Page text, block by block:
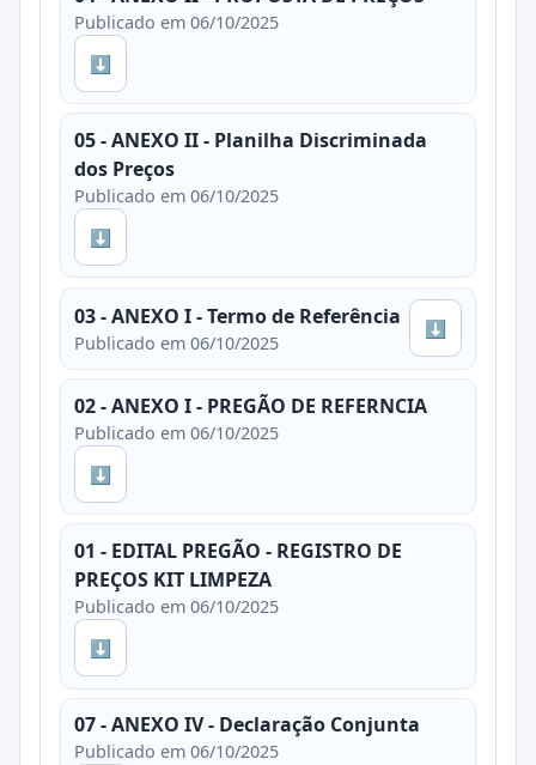
Publicado em 06/10/2025
⬇
05 - ANEXO II - Planilha Discriminada
dos Preços
Publicado em 06/10/2025
⬇
03 - ANEXO I - Termo de Referência
Publicado em 06/10/2025
⬇
02 - ANEXO I - PREGÃO DE REFERNCIA
Publicado em 06/10/2025
⬇
01 - EDITAL PREGÃO - REGISTRO DE
PREÇOS KIT LIMPEZA
Publicado em 06/10/2025
⬇
07 - ANEXO IV - Declaração Conjunta
Publicado em 06/10/2025